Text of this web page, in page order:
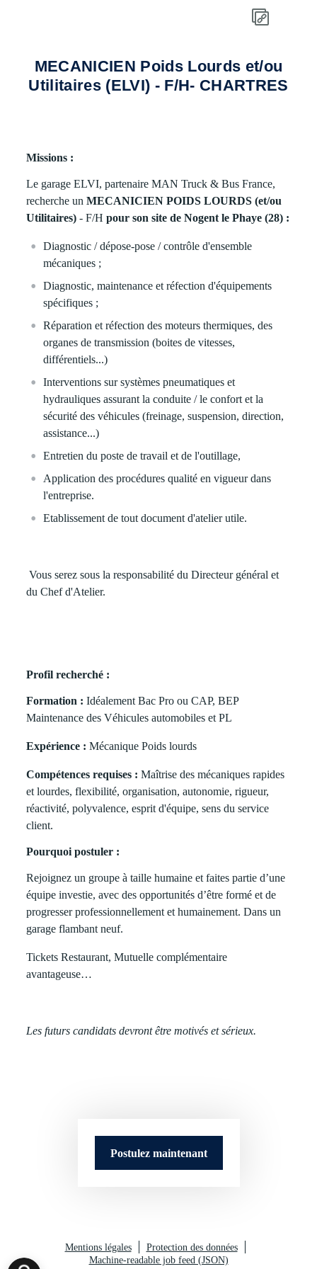
MECANICIEN Poids Lourds et/ou
Utilitaires (ELVI) - F/H- CHARTRES
Missions :
Le garage ELVI, partenaire MAN Truck & Bus France,
recherche unMECANICIEN POIDS LOURDS (et/ou
Utilitaires)- F/Hpour son site de Nogent le Phaye (28) :
Diagnostic / dépose-pose / contrôle d'ensemble
mécaniques ;
Diagnostic, maintenance et réfection d'équipements
spécifiques ;
Réparation et réfection des moteurs thermiques, des
organes de transmission (boites de vitesses,
différentiels...)
Interventions sur systèmes pneumatiques et
hydrauliques assurant la conduite / le confort et la
sécurité des véhicules (freinage, suspension, direction,
assistance...)
Entretien du poste de travail et de l'outillage,
Application des procédures qualité en vigueur dans
l'entreprise.
Etablissement de tout document d'atelier utile.
Vous serez sous la responsabilité du Directeur général et
du Chef d'Atelier.
Profil recherché :
Formation :Idéalement Bac Pro ou CAP, BEP
Maintenance des Véhicules automobiles et PL
Expérience : Mécanique Poids lourds
Compétences requises : Maîtrise des mécaniques rapides
et lourdes, flexibilité, organisation, autonomie, rigueur,
réactivité, polyvalence, esprit d'équipe, sens du service
client.
Pourquoi postuler :
Rejoignez un groupe à taille humaine et faites partie d’une
équipe investie, avec des opportunités d’être formé et de
progresser professionnellement et humainement. Dans un
garage flambant neuf.
Tickets Restaurant, Mutuelle complémentaire
avantageuse…
Les futurs candidats devront être motivés et sérieux.
Postulez maintenant
Mentions légales
Protection des données
Machine-readable job feed (JSON)